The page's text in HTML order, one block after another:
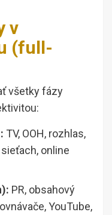
v
(full-
všetky fázy
TV, OOH, rozhlas,
online
PR, obsahový
YouTube,